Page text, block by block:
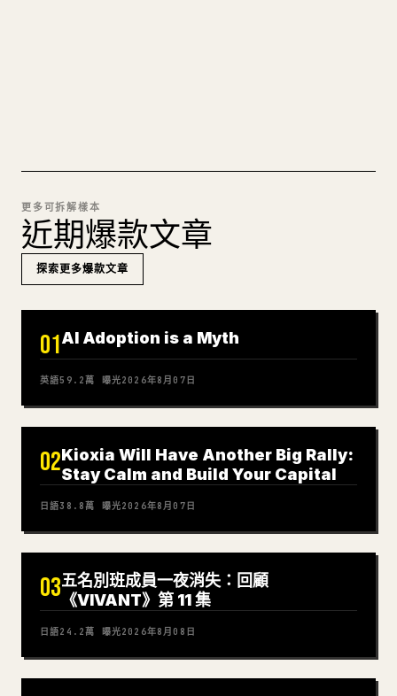
更多可拆解樣本
近期爆款文章
探索更多爆款文章
01AI Adoption is a Myth
英語59.2萬 曝光2026年8月07日
02Kioxia Will Have Another Big Rally:
Stay Calm and Build Your Capital
日語38.8萬 曝光2026年8月07日
03五名別班成員一夜消失：回顧
《VIVANT》第 11 集
日語24.2萬 曝光2026年8月08日